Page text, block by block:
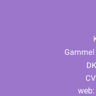
web: